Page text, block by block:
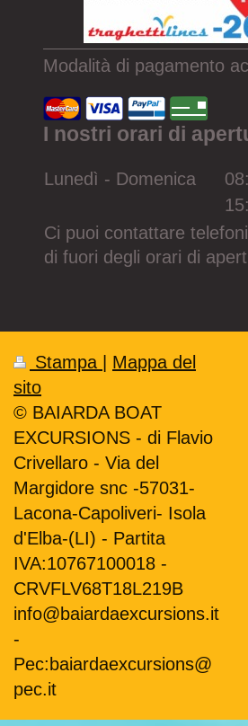
Modalità di pagamento
I nostri orari di
Lunedì - Domenica
Ci puoi contattare
di fuori degli orari di
Stampa
Mappa del
sito
© BAIARDA BOAT
EXCURSIONS - di Flavio
Crivellaro - Via del
Margidore snc -57031-
Lacona-Capoliveri- Isola
d'Elba-(LI) - Partita
IVA:10767100018 -
CRVFLV68T18L219B
info@baiardaexcursions.it
-
Pec:baiardaexcursions@
pec.it